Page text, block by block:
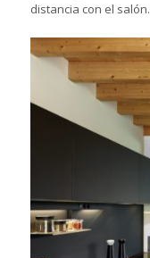
distancia con el salón.